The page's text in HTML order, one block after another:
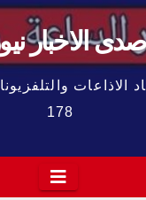
الاخبار
الاذاعات
178